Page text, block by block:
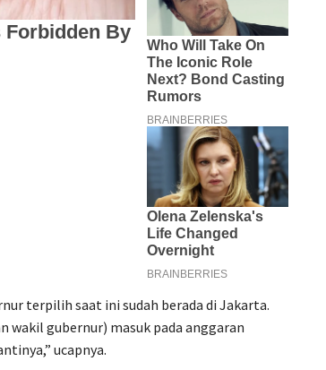
terpilih saat ini sudah berada di Jakarta.
wakil gubernur) masuk pada anggaran
ucapnya.